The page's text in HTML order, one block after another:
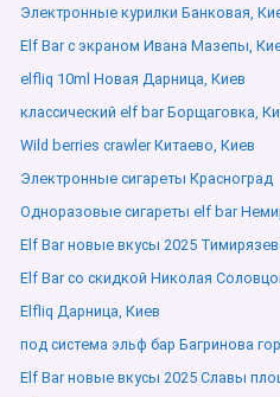
Электронные курилки Банковая,
Elf Bar с экраном Ивана Мазепы,
elfliq 10ml Новая Дарница, Киев
классический elf bar Борщаговка,
Wild berries crawler Китаево, Киев
Электронные сигареты Красноград
Одноразовые сигареты elf bar
Elf Bar новые вкусы 2025
Elf Bar со скидкой Николая
Elfliq Дарница, Киев
под система эльф бар Багринова
Elf Bar новые вкусы 2025 Славы